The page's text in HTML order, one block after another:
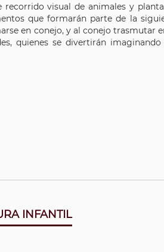
visual de animales y
que formarán parte de la
en conejo, y al conejo trasmutar
quienes se divertirán
INFANTIL